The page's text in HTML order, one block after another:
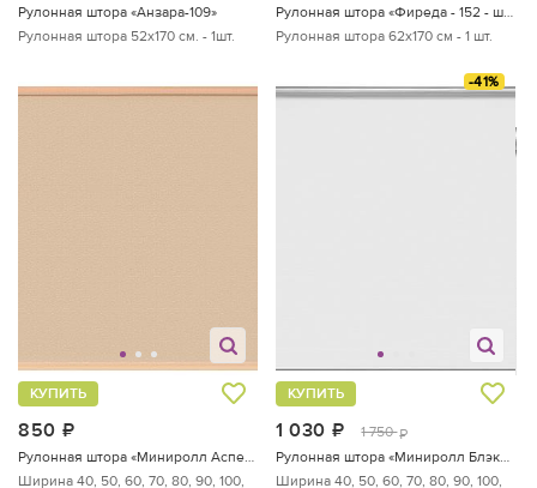
Рулонная штора «Анзара-109»
Рулонная штора 52х170 см. - 1шт.
Рулонная штора «Фиреда - 152 - ширина 62 см»
Рулонная штора 62х170 см - 1 шт.
850
КУПИТЬ
Рулонная штора «Миниролл Аспен (абрикосовый)»
Ширина 40, 50, 60, 70, 80, 90, 100,
-41%
1 030 руб.
1 750 руб.
КУПИТЬ
Рулонная штора «Миниролл Блэкаут Штрих (белый) - ширина 70 см.»
Ширина 40, 50, 60, 70, 80, 90, 100,